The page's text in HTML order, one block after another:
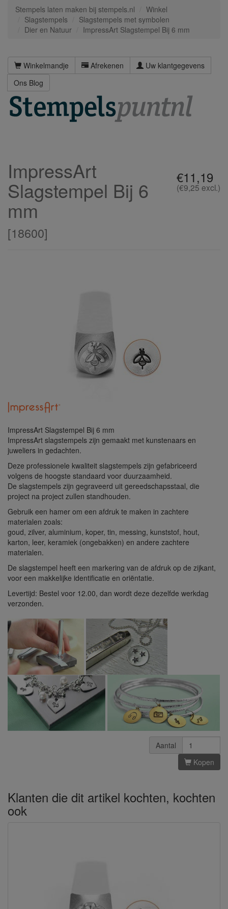
Stempels laten maken bij stempels.nl
Winkel
Slagstempels
Slagstempels met symbolen
Dier en Natuur
ImpressArt Slagstempel Bij 6 mm
Winkelmandje Afrekenen
Uw klantgegevens
Ons Blog
€11,19
(€9,25 excl.)
ImpressArt
Slagstempel Bij 6
mm
[18600]
ImpressArt Slagstempel Bij 6 mm
ImpressArt slagstempels zijn gemaakt met kunstenaars en
juweliers in gedachten.
Deze professionele kwaliteit slagstempels zijn gefabriceerd
volgens de hoogste standaard voor duurzaamheid.
De slagstempels zijn gegraveerd uit gereedschapsstaal, die
project na project zullen standhouden.
Gebruik een hamer om een afdruk te maken in zachtere
materialen zoals:
goud, zilver, aluminium, koper, tin, messing, kunststof, hout,
karton, leer, keramiek (ongebakken) en andere zachtere
materialen.
De slagstempel heeft een markering van de afdruk op de zijkant,
voor een makkelijke identificatie en oriëntatie.
Levertijd: Bestel voor 12.00, dan wordt deze dezelfde werkdag
verzonden.
Aantal
Kopen
Klanten die dit artikel kochten, kochten
ook